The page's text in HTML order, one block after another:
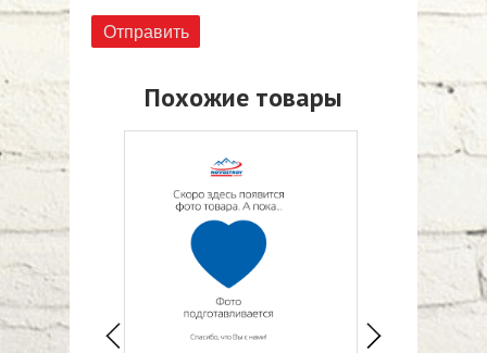
Похожие товары